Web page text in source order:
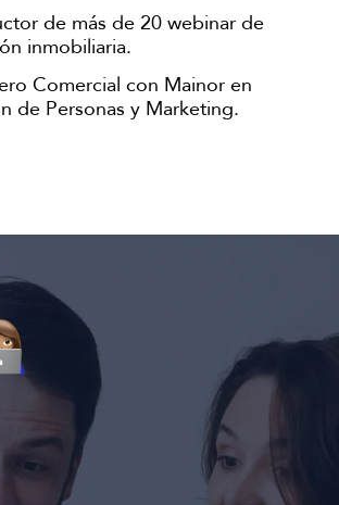
de más de 20 webinar de
inmobiliaria.
Comercial con Mainor en
de Personas y Marketing.